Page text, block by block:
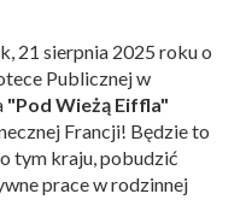
21 sierpnia 2025 roku o
Publicznej w
"Pod Wieżą Eiffla"
Francji! Będzie to
tym kraju, pobudzić
prace w rodzinnej